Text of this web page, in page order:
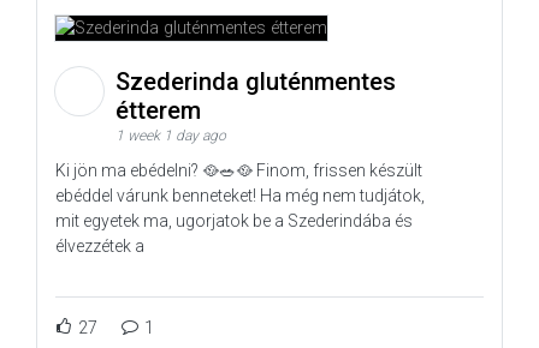
Szederinda gluténmentes
étterem
1 week 1 day ago
Ki jön ma ebédelni? 🥘🥗🥘 Finom, frissen készült
ebéddel várunk benneteket! Ha még nem tudjátok,
mit egyetek ma, ugorjatok be a Szederindába és
élvezzétek a
27 1